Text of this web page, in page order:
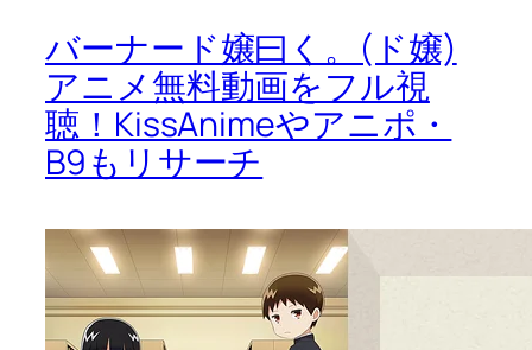
バーナード嬢曰く。(ド嬢)
アニメ無料動画をフル視
聴！KissAnimeやアニポ・
B9もリサーチ